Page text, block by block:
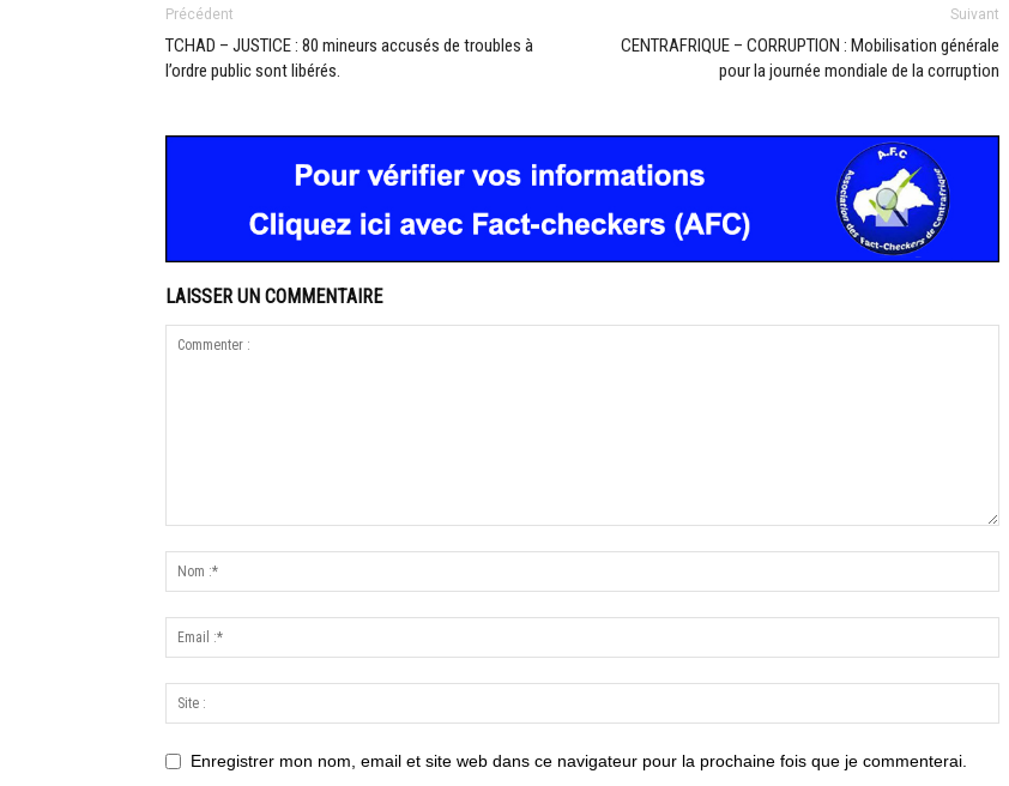
Précédent
TCHAD – JUSTICE : 80 mineurs accusés de troubles à
l’ordre public sont libérés.
Suivant
CENTRAFRIQUE – CORRUPTION : Mobilisation générale
pour la journée mondiale de la corruption
LAISSER UN COMMENTAIRE
Enregistrer mon nom, email et site web dans ce navigateur pour la prochaine fois que je commenterai.